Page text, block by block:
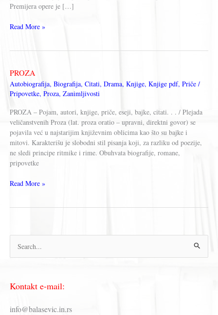
Premijera opere je […]
KARMEN
Read More »
PROZA
Autobiografija, Biografija, Citati, Drama, Knjige, Knjige pdf, Priče /
Pripovetke, Proza, Zanimljivosti
PROZA – Pojam, autori, knjige, priče, eseji, bajke, citati. . . / Plejada
veličanstvenih Proza (lat. proza oratio – upravni, direktni govor) se
pojavila već u najstarijim književnim oblicima kao što su bajke i
mitovi. Karakterišu je slobodni stil pisanja koji, za razliku od poezije,
ne sledi principe ritmike i rime. Obuhvata biografije, romane,
pripovetke
PROZA
Read More »
р
т
р
Kontakt e-mail:
info@balasevic.in.rs